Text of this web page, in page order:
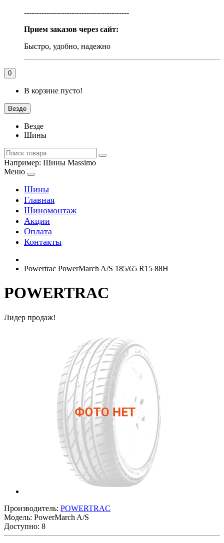
------------------------------------------
Прием заказов через сайт:
Быстро, удобно, надежно
0
В корзине пусто!
Везде
Везде
Шины
Например: Шины Massimo
Меню
Шины
Главная
Шиномонтаж
Акции
Оплата
Контакты
Powertrac PowerMarch A/S 185/65 R15 88H
POWERTRAC
Лидер продаж!
Производитель: POWERTRAC
Модель: PowerMarch A/S
Доступно: 8